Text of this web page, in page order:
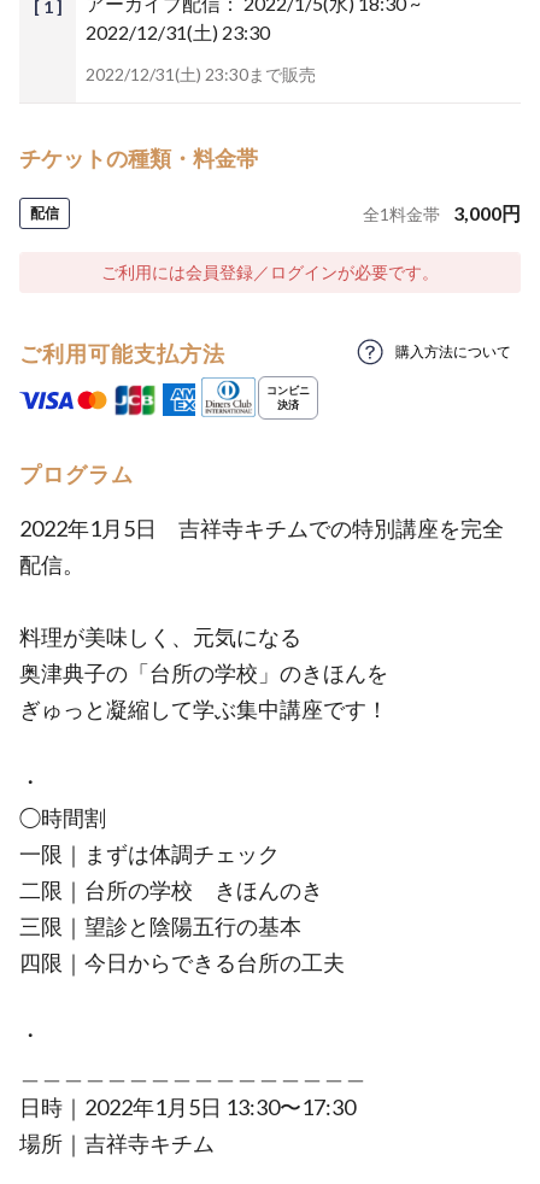
[ 1 ]
2022/12/31(土) 23:30
2022/12/31(土) 23:30まで販売
チケットの種類・料金帯
配信 全1料金帯 3,000円
ご利用には会員登録／ログインが必要です。
ご利用可能支払方法 購入方法について
プログラム
2022年1月5日 吉祥寺キチムでの特別講座を完全
配信。
料理が美味しく、元気になる
奥津典子の「台所の学校」のきほんを
ぎゅっと凝縮して学ぶ集中講座です！
・
◯時間割
一限｜まずは体調チェック
二限｜台所の学校 きほんのき
三限｜望診と陰陽五行の基本
四限｜今日からできる台所の工夫
・
日時｜2022年1月5日 13:30〜17:30
場所｜吉祥寺キチム